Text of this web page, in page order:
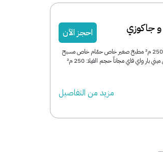
جاكوزي احجز الآن
فيلا رويال غرفتي نوم مع مسبح خاص و جاكوزي فيلا لك بالكامل 250 م² مطبخ صغير خاص حمّام خاص مسبح
خاص إطلالة على المسبح تكييف تلفزيون بشاشة مسطحة تراس ميني بار واي فاي مجاناً حجم الفيلا: 250 م²
مزید من التفاصیل